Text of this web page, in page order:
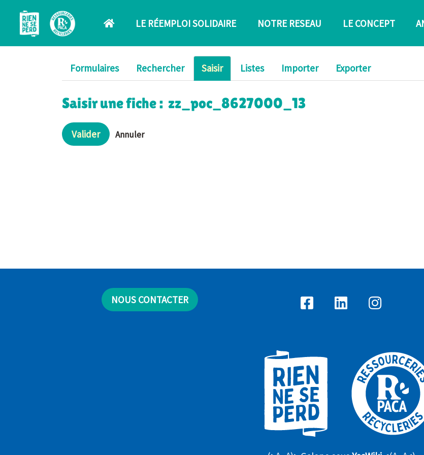
Aller au contenu principal
LE RÉEMPLOI SOLIDAIRE
NOTRE RESEAU LE CONCEPT
Formulaires Rechercher Saisir Listes Importer Exporter
Saisir une fiche : zz_poc_8627000_13
Valider Annuler
NOUS CONTACTER